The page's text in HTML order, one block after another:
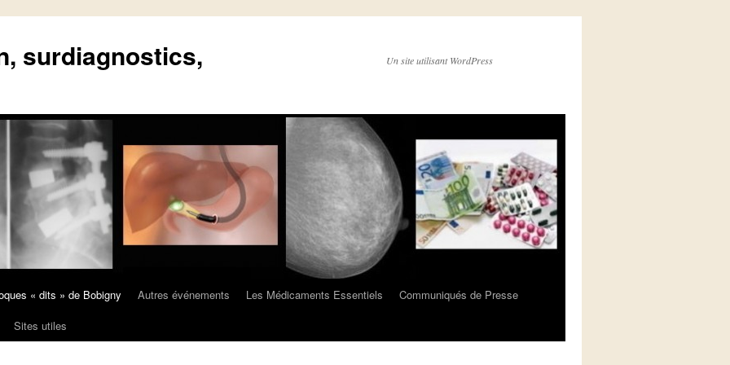
surdiagnostics,
Un site utilisant WordPress
« dits » de Bobigny Autres événements Les Médicaments Essentiels
Communiqués de Presse
Sites utiles